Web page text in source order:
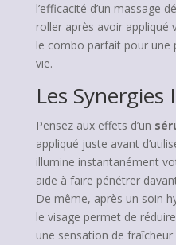
l’efficacité d’un massage
roller après avoir appliqué
le combo parfait pour une
vie.
Les Synergies
Pensez aux effets d’un
appliqué juste avant
illumine instantanément
aide à faire pénétrer
De même, après un soin
le visage permet de
une sensation de fraîcheur